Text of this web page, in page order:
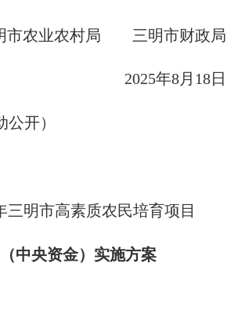
市农业农村局 三明市财政局
2025年8月 18日
公开）
三明市高素质农民培育项目
（中央资金）实施方案